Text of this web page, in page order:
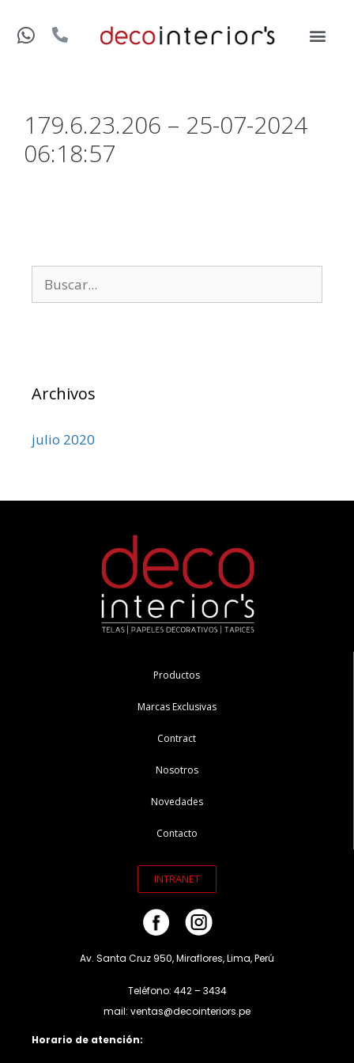
179.6.23.206 – 25-07-2024
06:18:57
Archivos
julio 2020
Productos
Marcas Exclusivas
Contract
Nosotros
Novedades
Contacto
INTRANET
Av. Santa Cruz 950, Miraflores, Lima, Perú
Teléfono: 442 – 3434
mail: ventas@decointeriors.pe
Horario de atención: